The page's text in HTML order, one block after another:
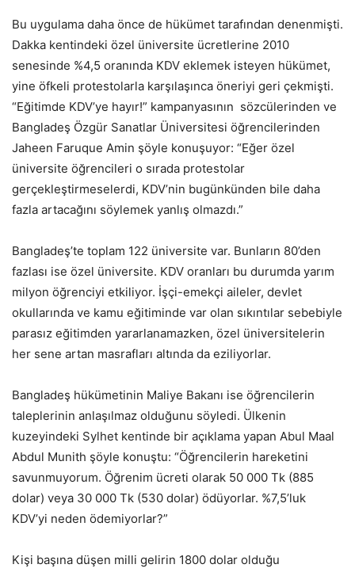
Bu uygulama daha önce de hükümet tarafından denenmişti.
Dakka kentindeki özel üniversite ücretlerine 2010
senesinde %4,5 oranında KDV eklemek isteyen hükümet,
yine öfkeli protestolarla karşılaşınca öneriyi geri çekmişti.
“Eğitimde KDV’ye hayır!” kampanyasının sözcülerinden ve
Bangladeş Özgür Sanatlar Üniversitesi öğrencilerinden
Jaheen Faruque Amin şöyle konuşuyor: “Eğer özel
üniversite öğrencileri o sırada protestolar
gerçekleştirmeselerdi, KDV’nin bugünkünden bile daha
fazla artacağını söylemek yanlış olmazdı.”
Bangladeş’te toplam 122 üniversite var. Bunların 80’den
fazlası ise özel üniversite. KDV oranları bu durumda yarım
milyon öğrenciyi etkiliyor. İşçi-emekçi aileler, devlet
okullarında ve kamu eğitiminde var olan sıkıntılar sebebiyle
parasız eğitimden yararlanamazken, özel üniversitelerin
her sene artan masrafları altında da eziliyorlar.
Bangladeş hükümetinin Maliye Bakanı ise öğrencilerin
taleplerinin anlaşılmaz olduğunu söyledi. Ülkenin
kuzeyindeki Sylhet kentinde bir açıklama yapan Abul Maal
Abdul Munith şöyle konuştu: “Öğrencilerin hareketini
savunmuyorum. Öğrenim ücreti olarak 50 000 Tk (885
dolar) veya 30 000 Tk (530 dolar) ödüyorlar. %7,5’luk
KDV’yi neden ödemiyorlar?”
Kişi başına düşen milli gelirin 1800 dolar olduğu